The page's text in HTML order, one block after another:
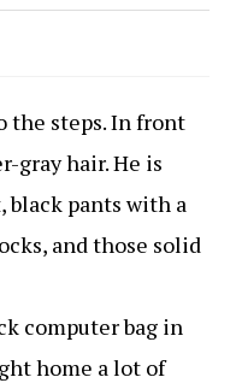
the steps. In front
gray hair. He is
black pants with a
and those solid
computer bag in
home a lot of